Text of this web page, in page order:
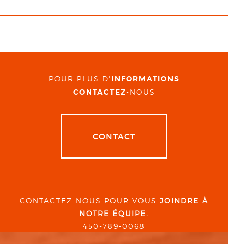
POUR PLUS D' INFORMATIONS
CONTACTEZ-NOUS
CONTACT
CONTACTEZ-NOUS POUR VOUS JOINDRE À
NOTRE ÉQUIPE.
450-789-0068